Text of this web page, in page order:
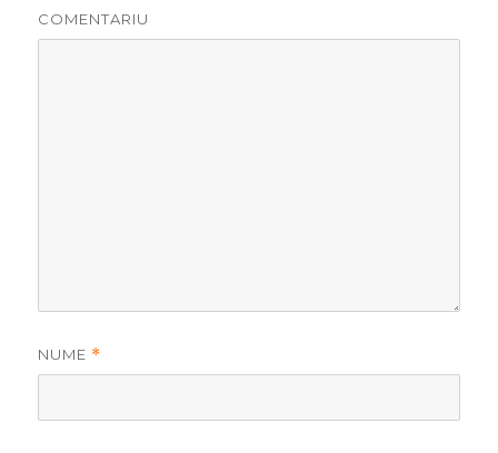
COMENTARIU
NUME *